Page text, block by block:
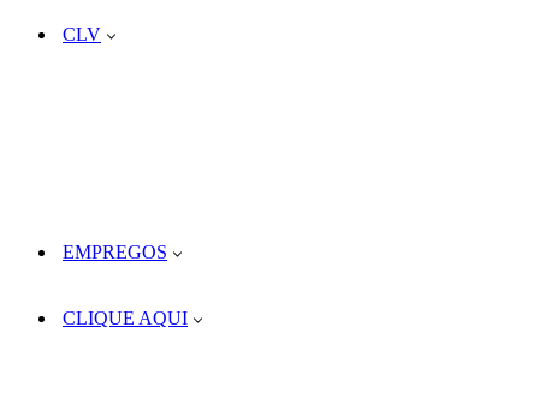
CLV
EMPREGOS
CLIQUE AQUI